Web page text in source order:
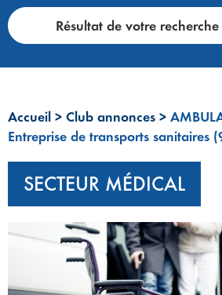
Résultat de votre
Accueil > Club annonces >
Entreprise de transports sanitaires
SECTEUR MÉDICAL